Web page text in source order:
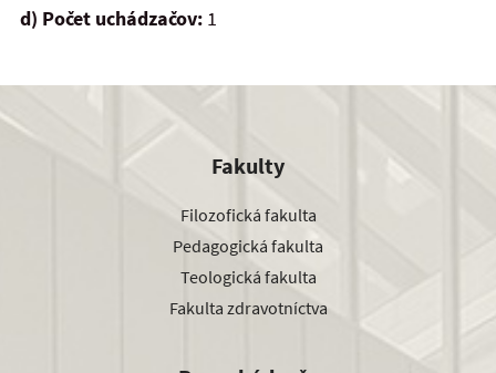
d) Počet uchádzačov: 1
Fakulty
Filozofická fakulta
Pedagogická fakulta
Teologická fakulta
Fakulta zdravotníctva